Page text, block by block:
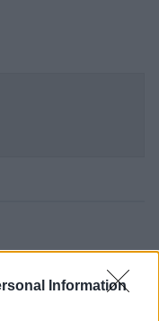
Information